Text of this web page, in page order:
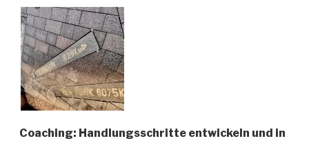
Coaching: Handlungsschritte entwickeln und in